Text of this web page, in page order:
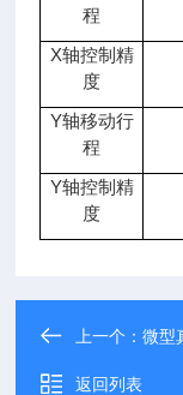
程
X轴控制精
度
Y轴移动行
程
Y轴控制精
度
上一个：微型
返回列表